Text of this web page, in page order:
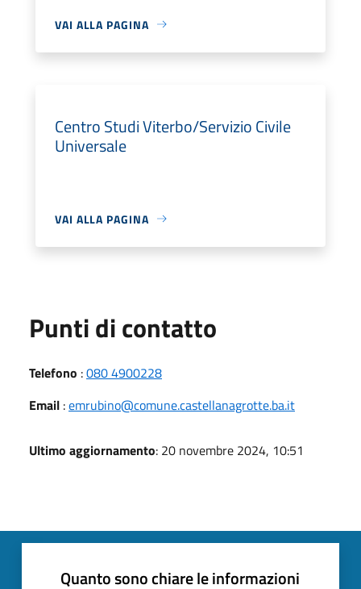
VAI ALLA PAGINA
Centro Studi Viterbo/Servizio Civile
Universale
VAI ALLA PAGINA
Punti di contatto
Telefono :080 4900228
Email :emrubino@comune.castellanagrotte.ba.it
Ultimo aggiornamento: 20 novembre 2024, 10:51
Quanto sono chiare le informazioni